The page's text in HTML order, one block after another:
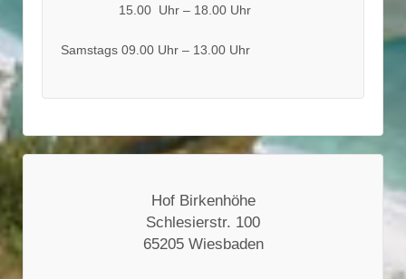
15.00 Uhr – 18.00 Uhr
Samstags 09.00 Uhr – 13.00 Uhr
Hof Birkenhöhe
Schlesierstr. 100
65205 Wiesbaden